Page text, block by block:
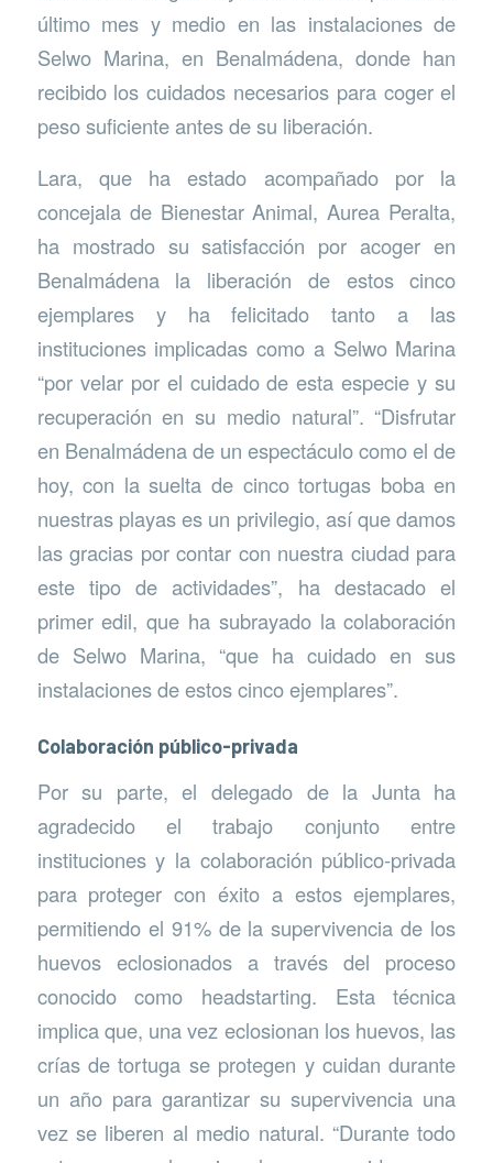
último mes y medio en las instalaciones de
Selwo Marina, en Benalmádena, donde han
recibido los cuidados necesarios para coger el
peso suficiente antes de su liberación.
Lara, que ha estado acompañado por la
concejala de Bienestar Animal, Aurea Peralta,
ha mostrado su satisfacción por acoger en
Benalmádena la liberación de estos cinco
ejemplares y ha felicitado tanto a las
instituciones implicadas como a Selwo Marina
“por velar por el cuidado de esta especie y su
recuperación en su medio natural”. “Disfrutar
en Benalmádena de un espectáculo como el de
hoy, con la suelta de cinco tortugas boba en
nuestras playas es un privilegio, así que damos
las gracias por contar con nuestra ciudad para
este tipo de actividades”, ha destacado el
primer edil, que ha subrayado la colaboración
de Selwo Marina, “que ha cuidado en sus
instalaciones de estos cinco ejemplares”.
Colaboración público-privada
Por su parte, el delegado de la Junta ha
agradecido el trabajo conjunto entre
instituciones y la colaboración público-privada
para proteger con éxito a estos ejemplares,
permitiendo el 91% de la supervivencia de los
huevos eclosionados a través del proceso
conocido como headstarting. Esta técnica
implica que, una vez eclosionan los huevos, las
crías de tortuga se protegen y cuidan durante
un año para garantizar su supervivencia una
vez se liberen al medio natural. “Durante todo